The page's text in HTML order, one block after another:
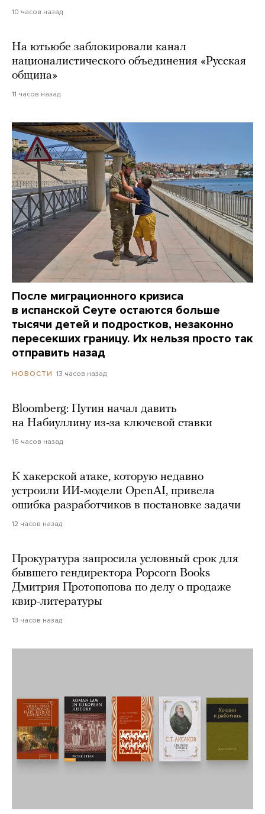
10 часов назад
На ютьюбе заблокировали канал
националистического объединения «Русская
община»
11 часов назад
После миграционного кризиса
в испанской Сеуте остаются больше
тысячи детей и подростков, незаконно
пересекших границу. Их нельзя просто так
отправить назад
НОВОСТИ 13 часов назад
Bloomberg: Путин начал давить
на Набиуллину из-за ключевой ставки
16 часов назад
К хакерской атаке, которую недавно
устроили ИИ-модели OpenAI, привела
ошибка разработчиков в постановке задачи
12 часов назад
Прокуратура запросила условный срок для
бывшего гендиректора Popcorn Books
Дмитрия Протопопова по делу о продаже
квир-литературы
13 часов назад